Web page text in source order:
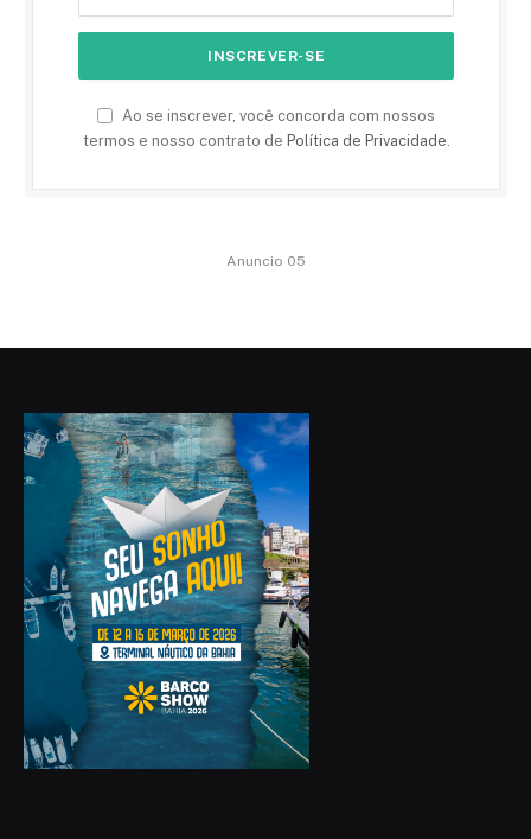
Ao se inscrever, você concorda com nossos
termos e nosso contrato de Política de Privacidade
Anuncio 05